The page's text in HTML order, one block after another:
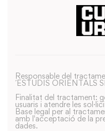
Responsable del
´ESTUDIS ORIENTALS
Finalitat del tractament:
usuaris i atendre les
Base legal per al
amb l'acceptació de la
dades.